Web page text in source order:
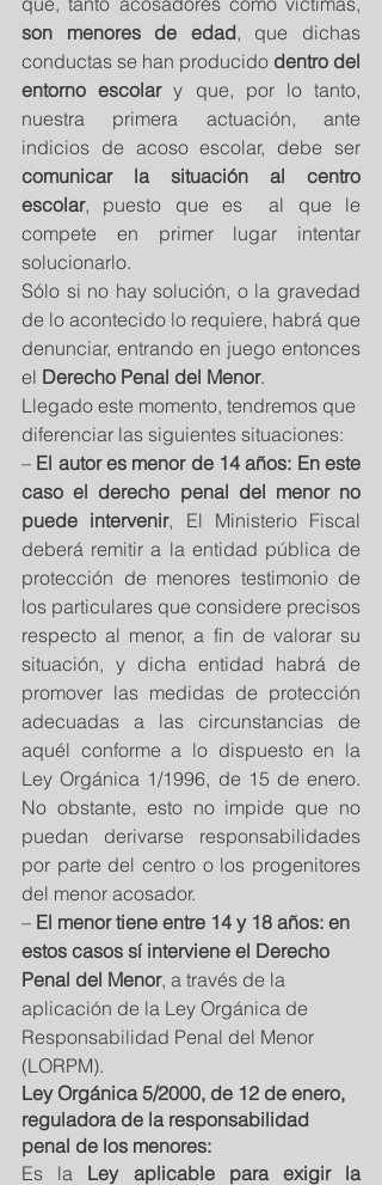
son menores de edad, que dichas
conductas se han producido dentro del
entorno escolar y que, por lo tanto,
nuestra primera actuación, ante
comunicar la situación al centro
escolar, puesto que es  al que le
compete en primer lugar intentar
solucionarlo.
Sólo si no hay solución, o la gravedad
de lo acontecido lo requiere, habrá que
denunciar, entrando en juego entonces
el Derecho Penal del Menor.
Llegado este momento, tendremos que
diferenciar las siguientes situaciones:
– El autor es menor de 14 años: En este
caso el derecho penal del menor no
puede intervenir, El Ministerio Fiscal
deberá remitir a la entidad pública de
protección de menores testimonio de
los particulares que considere precisos
respecto al menor, a fin de valorar su
situación, y dicha entidad habrá de
promover las medidas de protección
adecuadas a las circunstancias de
aquél conforme a lo dispuesto en la
Ley Orgánica 1/1996, de 15 de enero.
No obstante, esto no impide que no
puedan derivarse responsabilidades
por parte del centro o los progenitores
del menor acosador.
– El menor tiene entre 14 y 18 años: en
estos casos sí interviene el Derecho
Penal del Menor, a través de la
aplicación de la Ley Orgánica de
Responsabilidad Penal del Menor
(LORPM).
Ley Orgánica 5/2000, de 12 de enero,
reguladora de la responsabilidad
penal de los menores:
Es la Ley aplicable para exigir la